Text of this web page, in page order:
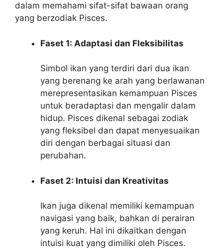
dalam memahami sifat-sifat bawaan orang
yang berzodiak Pisces.
Faset 1: Adaptasi dan Fleksibilitas
Simbol ikan yang terdiri dari dua ikan
yang berenang ke arah yang berlawanan
merepresentasikan kemampuan Pisces
untuk beradaptasi dan mengalir dalam
hidup. Pisces dikenal sebagai zodiak
yang fleksibel dan dapat menyesuaikan
diri dengan berbagai situasi dan
perubahan.
Faset 2: Intuisi dan Kreativitas
Ikan juga dikenal memiliki kemampuan
navigasi yang baik, bahkan di perairan
yang keruh. Hal ini dikaitkan dengan
intuisi kuat yang dimiliki oleh Pisces.